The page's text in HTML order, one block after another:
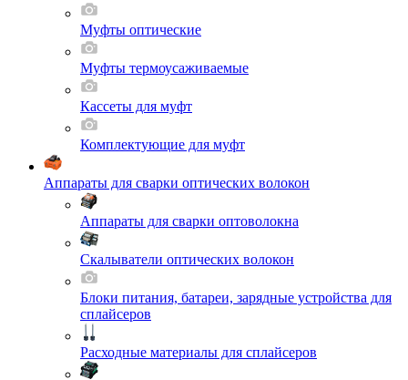
Муфты оптические
Муфты термоусаживаемые
Кассеты для муфт
Комплектующие для муфт
Аппараты для сварки оптических волокон
Аппараты для сварки оптоволокна
Скалыватели оптических волокон
Блоки питания, батареи, зарядные устройства для
сплайсеров
Расходные материалы для сплайсеров